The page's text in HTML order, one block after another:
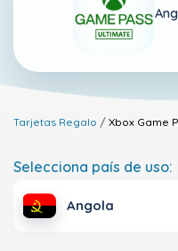
Tarjetas Regalo Xbox Game
Selecciona país de uso:
Angola